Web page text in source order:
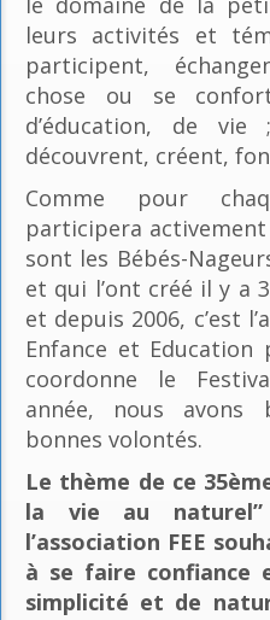
leurs activités et
participent,
chose ou se
d’éducation, de
découvrent, créent,
Comme pour
participera
sont les Bébés-
et qui l’ont créé il y a
et depuis 2006, c’est
Enfance et
coordonne le
année, nous
bonnes volontés.
Le thème de ce
la vie au
l’association FEE
à se faire confiance
simplicité et de